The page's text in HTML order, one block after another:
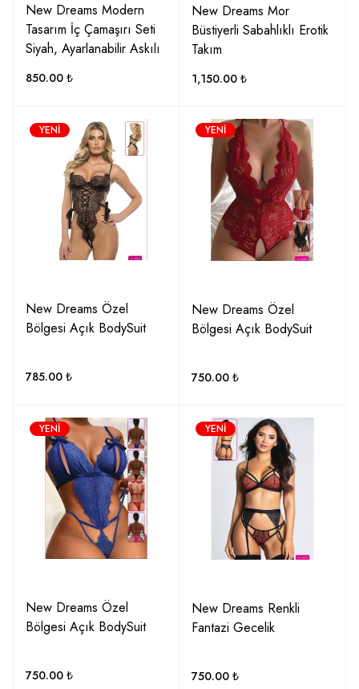
New Dreams Modern
Tasarım İç Çamaşırı Seti
Siyah, Ayarlanabilir Askılı
850.00 ₺
New Dreams Mor
Büstiyerli Sabahlıklı Erotik
Takım
1,150.00 ₺
YENI
New Dreams Özel
Bölgesi Açık BodySuit
785.00 ₺
YENI
New Dreams Özel
Bölgesi Açık BodySuit
750.00 ₺
YENI
New Dreams Özel
Bölgesi Açık BodySuit
750.00 ₺
YENI
New Dreams Renkli
Fantazi Gecelik
750.00 ₺